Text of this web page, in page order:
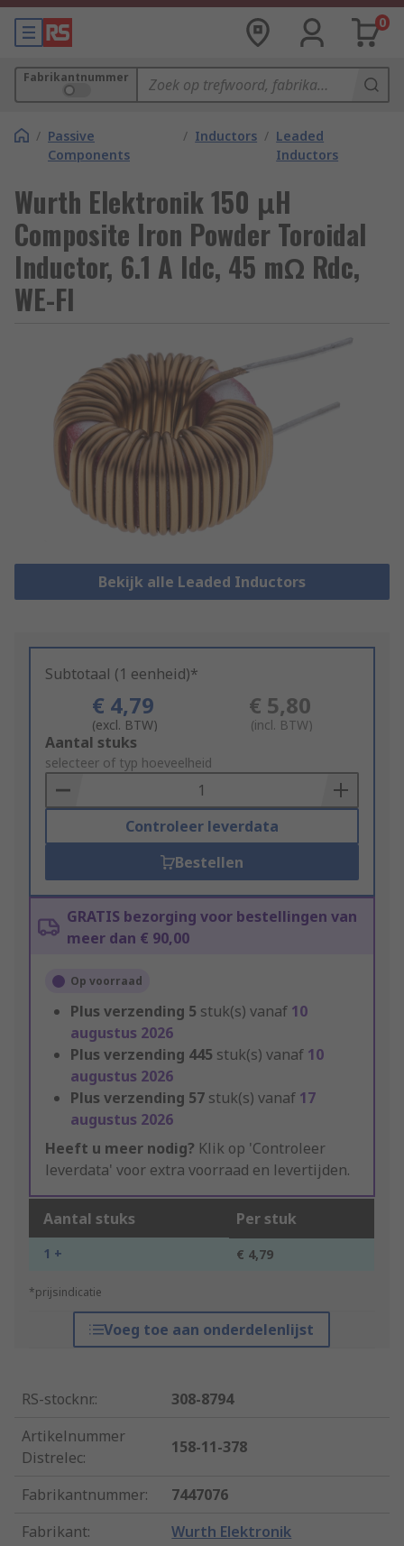
0
Fabrikantnummer
/ Passive
Components
/ Inductors / Leaded
Inductors
Wurth Elektronik 150 μH
Composite Iron Powder Toroidal
Inductor, 6.1 A Idc, 45 mΩ Rdc,
WE-FI
Bekijk alle Leaded Inductors
Subtotaal (1 eenheid)*
€ 4,79
(excl. BTW)
€ 5,80
(incl. BTW)
Add
to
Basket
Aantal stuks
selecteer of typ hoeveelheid
Controleer leverdata
Bestellen
GRATIS bezorging voor bestellingen van
meer dan € 90,00
Op voorraad
Plus verzending 5 stuk(s) vanaf 10
augustus 2026
Plus verzending 445 stuk(s) vanaf 10
augustus 2026
Plus verzending 57 stuk(s) vanaf 17
augustus 2026
Heeft u meer nodig? Klik op 'Controleer
leverdata' voor extra voorraad en levertijden.
Aantal stuks Per stuk
1 + € 4,79
*prijsindicatie
Voeg toe aan onderdelenlijst
RS-stocknr.:
308-8794
Artikelnummer
Distrelec:
158-11-378
Fabrikantnummer:
7447076
Fabrikant: Wurth Elektronik